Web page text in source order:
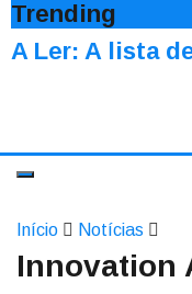
Trending
A Ler: A lista
Início Notícias
Innovation